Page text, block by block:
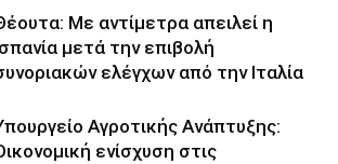
Με αντίμετρα απειλεί η
μετά την επιβολή
ελέγχων από την Ιταλία
Αγροτικής Ανάπτυξης:
ενίσχυση στις